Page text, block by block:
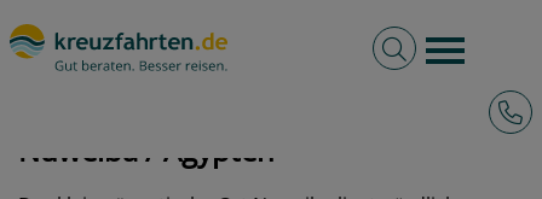
Burger
Volltextsuche
Nuweiba / Ägypten